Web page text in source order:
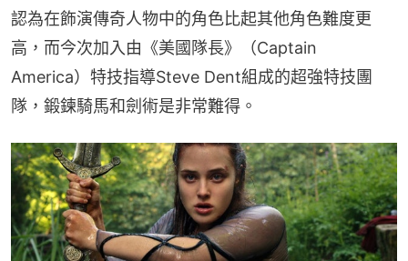
認為在飾演傳奇人物中的角色比起其他角色難度更
高，而今次加入由《美國隊長》（Captain
America）特技指導Steve Dent組成的超強特技團
隊，鍛鍊騎馬和劍術是非常難得。